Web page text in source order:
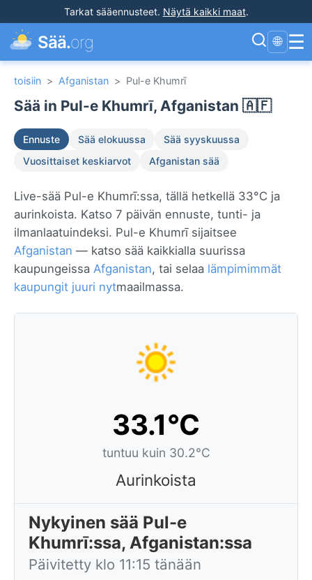
Tarkat sääennusteet. Näytä kaikki maat.
Sää.org 🌐 ☰
toisiin > Afganistan > Pul-e Khumrī
Sää in Pul-e Khumrī, Afganistan 🇦🇫
Ennuste Sää elokuussa
Sää syyskuussa
Vuosittaiset keskiarvot
Afganistan sää
Live-sää Pul-e Khumrī:ssa, tällä hetkellä 33°C ja
aurinkoista. Katso 7 päivän ennuste, tunti- ja
ilmanlaatuindeksi. Pul-e Khumrī sijaitsee
Afganistan — katso sää kaikkialla suurissa
kaupungeissa Afganistan, tai selaa lämpimimmät
kaupungit juuri nytmaailmassa.
33.1°C
tuntuu kuin 30.2°C
Aurinkoista
Nykyinen sää Pul-e
Khumrī:ssa, Afganistan:ssa
Päivitetty klo 11:15 tänään